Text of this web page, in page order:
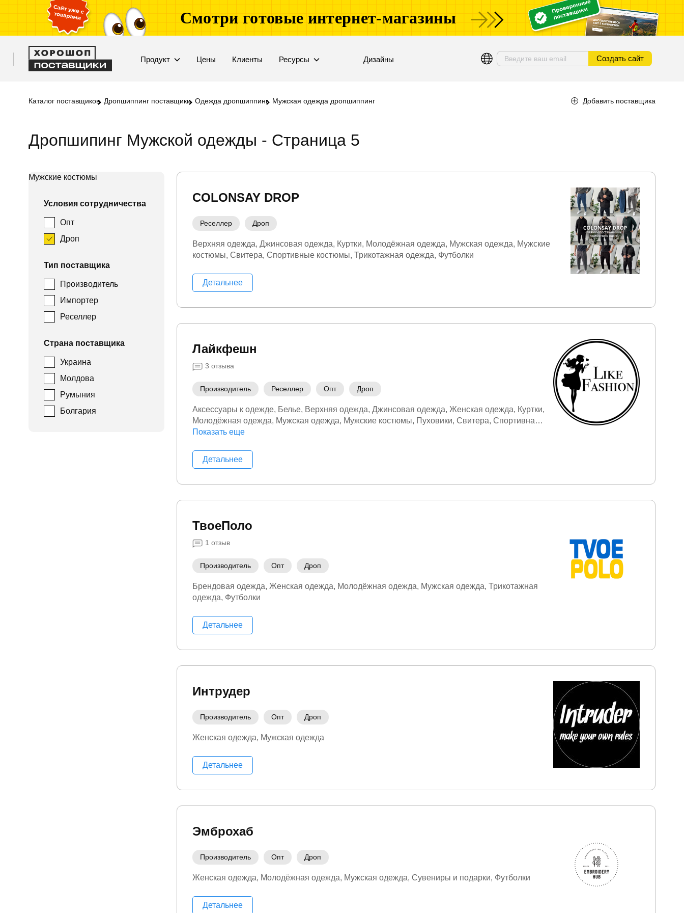
Смотри готовые интернет-магазины
Продукт Цены Клиенты Ресурсы Дизайны Создать сайт
Каталог поставщиков Дропшиппинг поставщики Одежда дропшиппинг Мужская одежда дропшиппинг Добавить поставщика
Дропшипинг Мужской одежды - Страница 5
Мужские костюмы
Условия сотрудничества
Опт
Дроп
Тип поставщика
Производитель
Импортер
Реселлер
Страна поставщика
Украина
Молдова
Румыния
Болгария
COLONSAY DROP
Реселлер Дроп
Верхняя одежда Джинсовая одежда Куртки Молодёжная одежда Мужская одежда
Мужские
костюмы Свитера Спортивные костюмы Трикотажная одежда Футболки
Детальнее
Лайкфешн
3 отзыва
Производитель Реселлер Опт Дроп
Аксессуары к одежде Белье Верхняя одежда Джинсовая одежда Женская одежда
Куртки
Молодёжная одежда
Мужская одежда Мужские костюмы Пуховики Свитера Спортивная
(фитнес) одежда
Показать еще
Детальнее
ТвоеПоло
1 отзыв
Производитель Опт Дроп
Брендовая одежда Женская одежда Молодёжная одежда Мужская одежда Трикотажная
одежда Футболки
Детальнее
Интрудер
Производитель Опт Дроп
Женская одежда Мужская одежда
Детальнее
Эмброхаб
Производитель Опт Дроп
Женская одежда Молодёжная одежда Мужская одежда Сувениры и подарки Футболки
Детальнее